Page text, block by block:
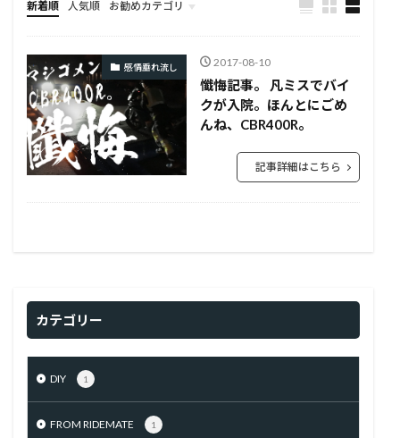
新着順 人気順 お勧めカテゴリ
TOP
感情垂れ流し 2017-08-10
懺悔記事。 凡ミスでバイ
クが入院。ほんとにごめ
んね、CBR400R。
記事詳細はこちら
カテゴリー
DIY 1
FROM RIDEMATE 1